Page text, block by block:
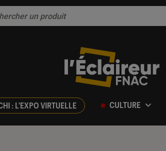
: L'EXPO VIRTUELLE CULTURE